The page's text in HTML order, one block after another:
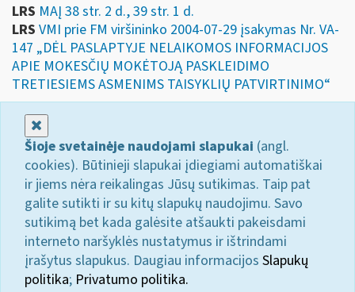
LRS MAĮ 38 str. 2 d., 39 str. 1 d.
LRS VMI prie FM viršininko 2004-07-29 įsakymas Nr. VA-
147 „DĖL PASLAPTYJE NELAIKOMOS INFORMACIJOS
APIE MOKESČIŲ MOKĖTOJĄ PASKLEIDIMO
TRETIESIEMS ASMENIMS TAISYKLIŲ PATVIRTINIMO“
Šioje svetainėje naudojami slapukai (angl.
cookies). Būtinieji slapukai įdiegiami automatiškai
ir jiems nėra reikalingas Jūsų sutikimas. Taip pat
galite sutikti ir su kitų slapukų naudojimu. Savo
sutikimą bet kada galėsite atšaukti pakeisdami
interneto naršyklės nustatymus ir ištrindami
įrašytus slapukus. Daugiau informacijos Slapukų
politika; Privatumo politika.